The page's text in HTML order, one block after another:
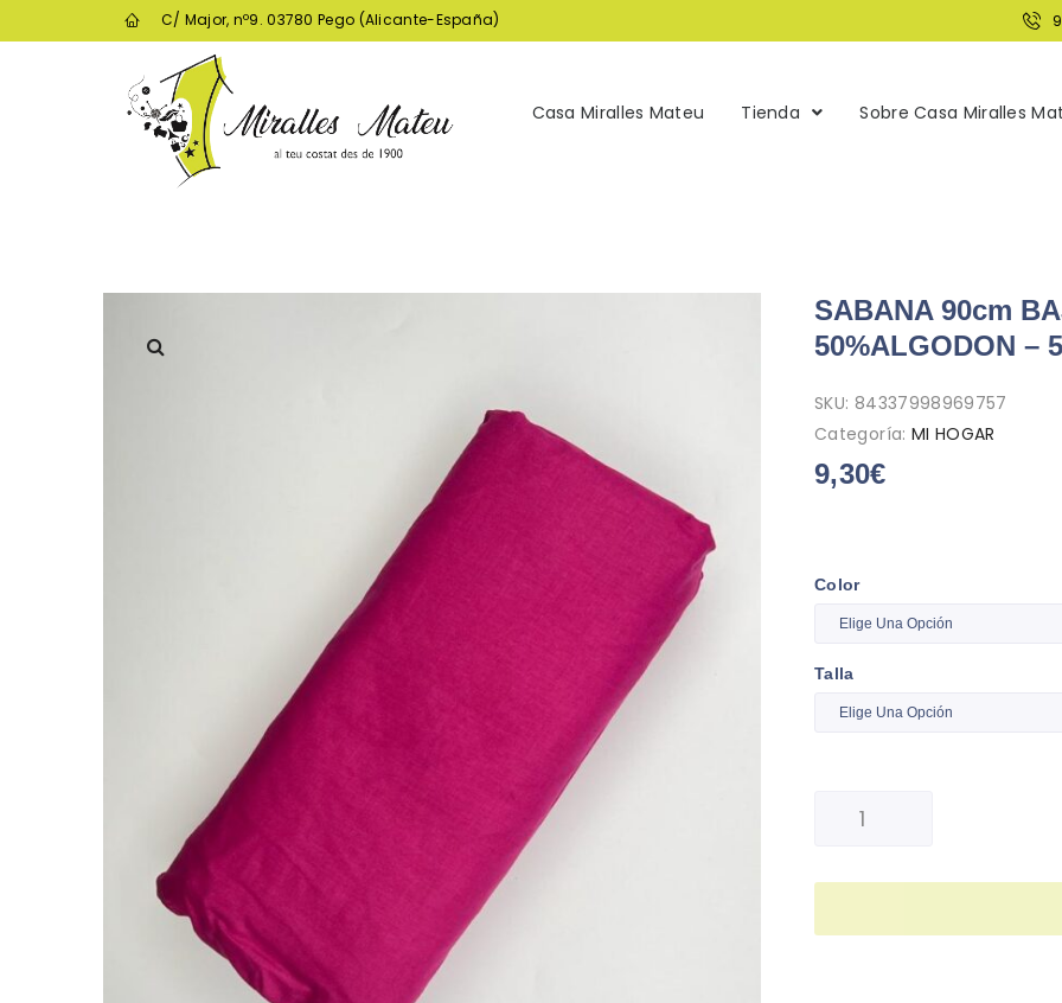
C/ Major, nº9. 03780 Pego (Alicante-España)
Casa Miralles Mateu Tienda Sobre Casa Miralles
SABANA 90cm
50%ALGODON –
SKU: 84337998969757
Categoría: MI HOGAR
9,30€
Color
Talla